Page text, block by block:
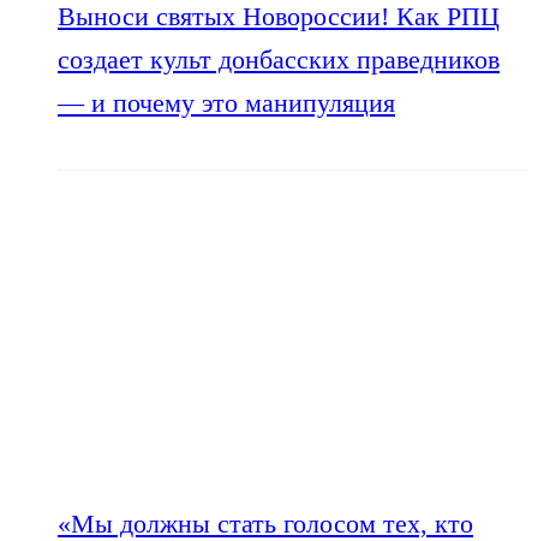
Выноси святых Новороссии! Как РПЦ
создает культ донбасских праведников
— и почему это манипуляция
«Мы должны стать голосом тех, кто